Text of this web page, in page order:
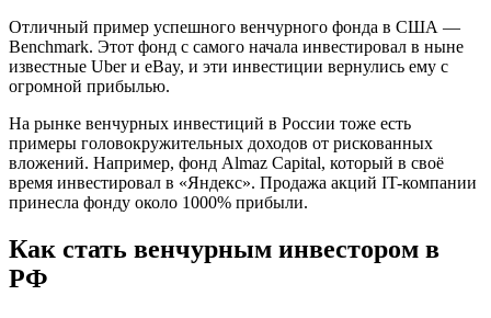
Отличный пример успешного венчурного фонда в США —
Benchmark. Этот фонд с самого начала инвестировал в ныне
известные Uber и eBay, и эти инвестиции вернулись ему с
огромной прибылью.
На рынке венчурных инвестиций в России тоже есть
примеры головокружительных доходов от рискованных
вложений. Например, фонд Almaz Capital, который в своё
время инвестировал в «‎Яндекс». Продажа акций IT-компании
принесла фонду около 1000% прибыли.
Как стать венчурным инвестором в
РФ